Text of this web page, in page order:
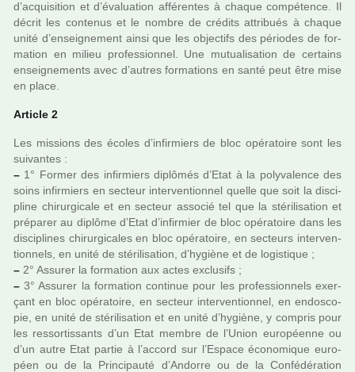
d’acqui­si­tion et d’évaluation affé­ren­tes à chaque com­pé­tence. Il
décrit les conte­nus et le nombre de cré­dits attri­bués à chaque
unité d’ensei­gne­ment ainsi que les objec­tifs des pério­des de for­
ma­tion en milieu pro­fes­sion­nel. Une mutua­li­sa­tion de cer­tains
ensei­gne­ments avec d’autres for­ma­tions en santé peut être mise
en place.
Article 2
Les mis­sions des écoles d’infir­miers de bloc opé­ra­toire sont les
sui­van­tes :
– 1° Former des infir­miers diplô­més d’Etat à la poly­va­lence des
soins infir­miers en sec­teur inter­ven­tion­nel quelle que soit la dis­ci­
pline chi­rur­gi­cale et en sec­teur asso­cié tel que la sté­ri­li­sa­tion et
pré­pa­rer au diplôme d’Etat d’infir­mier de bloc opé­ra­toire dans les
dis­ci­pli­nes chi­rur­gi­ca­les en bloc opé­ra­toire, en sec­teurs inter­ven­
tion­nels, en unité de sté­ri­li­sa­tion, d’hygiène et de logis­ti­que ;
– 2° Assurer la for­ma­tion aux actes exclu­sifs ;
– 3° Assurer la for­ma­tion conti­nue pour les pro­fes­sion­nels exer­
çant en bloc opé­ra­toire, en sec­teur inter­ven­tion­nel, en endo­sco­
pie, en unité de sté­ri­li­sa­tion et en unité d’hygiène, y com­pris pour
les res­sor­tis­sants d’un Etat membre de l’Union euro­péenne ou
d’un autre Etat partie à l’accord sur l’Espace économique euro­
péen ou de la Principauté d’Andorre ou de la Confédération